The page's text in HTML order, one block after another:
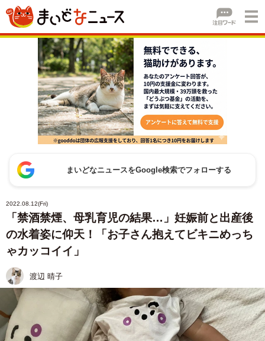
まいどなニュースをGoogle検索でフォローする
2022.08.12(Fri)
「禁酒禁煙、母乳育児の結果…」妊娠前と出産後
の水着姿に仰天！「お子さん抱えてビキニめっち
ゃカッコイイ」
渡辺 晴子